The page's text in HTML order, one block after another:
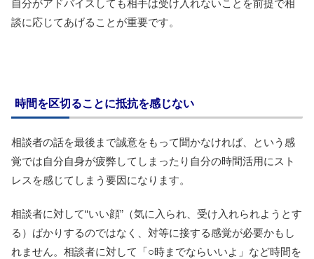
自分がアドバイスしても相手は受け入れないことを前提で相
談に応じてあげることが重要です。
時間を区切ることに抵抗を感じない
相談者の話を最後まで誠意をもって聞かなければ、という感
覚では自分自身が疲弊してしまったり自分の時間活用にスト
レスを感じてしまう要因になります。
相談者に対して“いい顔”（気に入られ、受け入れられようとす
る）ばかりするのではなく、対等に接する感覚が必要かもし
れません。相談者に対して「○時までならいいよ」など時間を